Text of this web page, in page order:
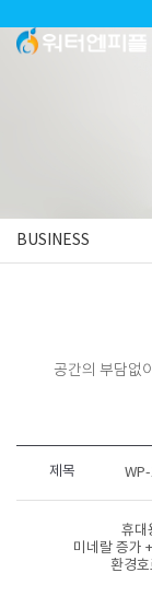
BUSINESS
공간의 부담없
제목
휴대
미네랄 증가
환경